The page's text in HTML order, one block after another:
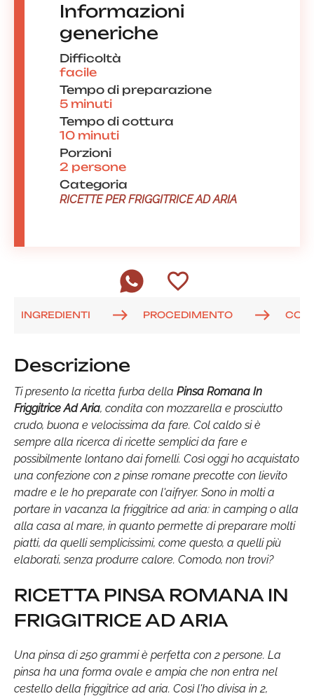
Informazioni
generiche
Difficoltà
facile
Tempo di preparazione
5 minuti
Tempo di cottura
10 minuti
Porzioni
2 persone
Categoria
RICETTE PER FRIGGITRICE AD ARIA
INGREDIENTI PROCEDIMENTO
Descrizione
Ti presento la ricetta furba della Pinsa Romana In
Friggitrice Ad Aria, condita con mozzarella e prosciutto
crudo, buona e velocissima da fare. Col caldo si è
sempre alla ricerca di ricette semplici da fare e
possibilmente lontano dai fornelli. Così oggi ho acquistato
una confezione con 2 pinse romane precotte con lievito
madre e le ho preparate con l'aifryer. Sono in molti a
portare in vacanza la friggitrice ad aria: in camping o alla
alla casa al mare, in quanto permette di preparare molti
piatti, da quelli semplicissimi, come questo, a quelli più
elaborati, senza produrre calore. Comodo, non trovi?
RICETTA PINSA ROMANA IN
FRIGGITRICE AD ARIA
Una pinsa di 250 grammi è perfetta con 2 persone. La
pinsa ha una forma ovale e ampia che non entra nel
cestello della friggitrice ad aria. Così l'ho divisa in 2,